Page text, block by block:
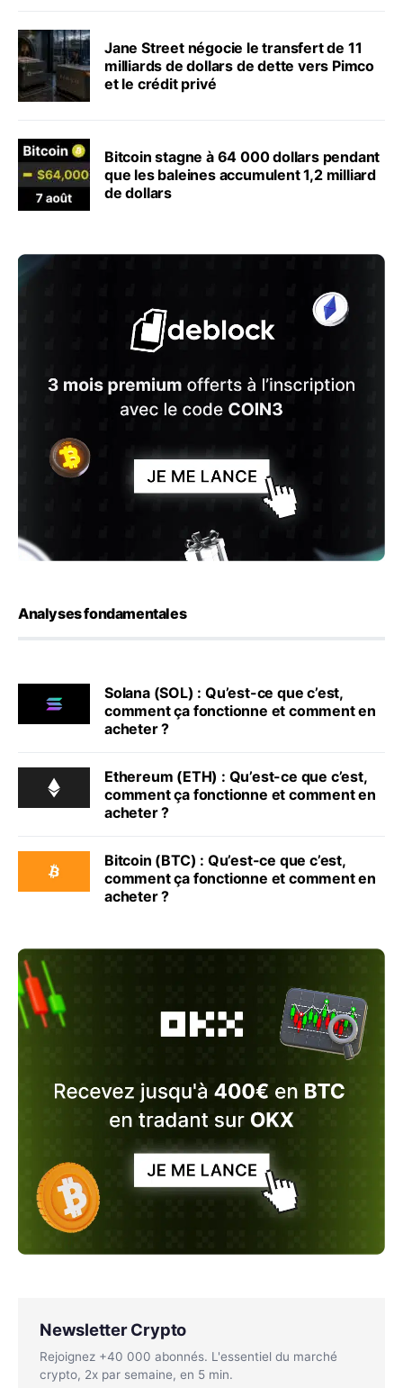
Jane Street négocie le transfert de 11
milliards de dollars de dette vers Pimco
et le crédit privé
Bitcoin stagne à 64 000 dollars pendant
que les baleines accumulent 1,2 milliard
de dollars
Analyses fondamentales
Solana (SOL) : Qu’est-ce que c’est,
comment ça fonctionne et comment en
acheter ?
Ethereum (ETH) : Qu’est-ce que c’est,
comment ça fonctionne et comment en
acheter ?
Bitcoin (BTC) : Qu’est-ce que c’est,
comment ça fonctionne et comment en
acheter ?
Newsletter Crypto
Rejoignez +40 000 abonnés. L'essentiel du marché
crypto, 2x par semaine, en 5 min.